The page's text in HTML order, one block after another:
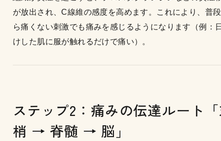
が放出され、C線維の感度を高めます。これにより、普
ら痛くない刺激でも痛みを感じるようになります（例：
けした肌に服が触れるだけで痛い）。
ステップ2：痛みの伝達ルート
梢 → 脊髄 → 脳」